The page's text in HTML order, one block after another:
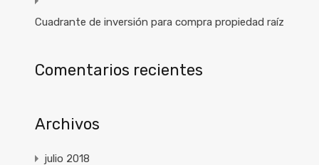
Cuadrante de inversión para compra propiedad raíz
Comentarios recientes
Archivos
julio 2018